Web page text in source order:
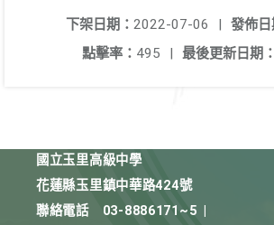
發佈日
下架日期： 2022-07-06
|
最後更新日期：
點擊率： 495 |
國立玉里高級中學
花蓮縣玉里鎮中華路424號
聯絡電話
03-8886171~5